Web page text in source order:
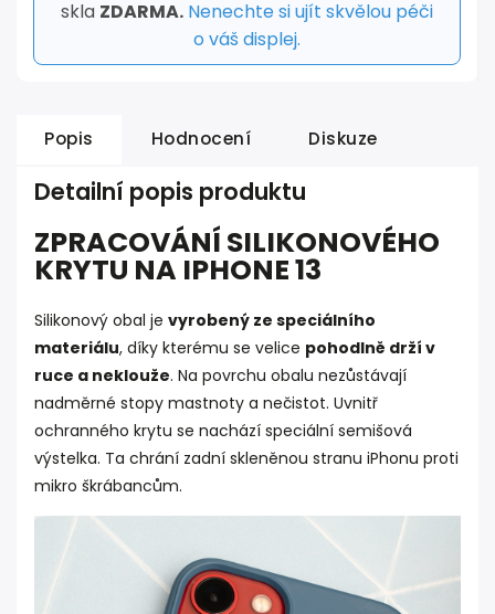
skla ZDARMA. Nenechte si ujít skvělou péči
o váš displej.
Popis Hodnocení Diskuze
Detailní popis produktu
ZPRACOVÁNÍ SILIKONOVÉHO
KRYTU NA IPHONE 13
Silikonový obal je vyrobený ze speciálního
materiálu, díky kterému se velice pohodlně drží v
ruce a neklouže. Na povrchu obalu nezůstávají
nadměrné stopy mastnoty a nečistot. Uvnitř
ochranného krytu se nachází speciální semišová
výstelka. Ta chrání zadní skleněnou stranu iPhonu proti
mikro škrábancům.